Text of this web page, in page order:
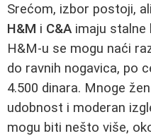
Srećom, izbor postoji,
H&M i C&A imaju stalne
H&M-u se mogu naći
do ravnih nogavica, po
4.500 dinara. Mnoge
udobnost i moderan
mogu biti nešto više,